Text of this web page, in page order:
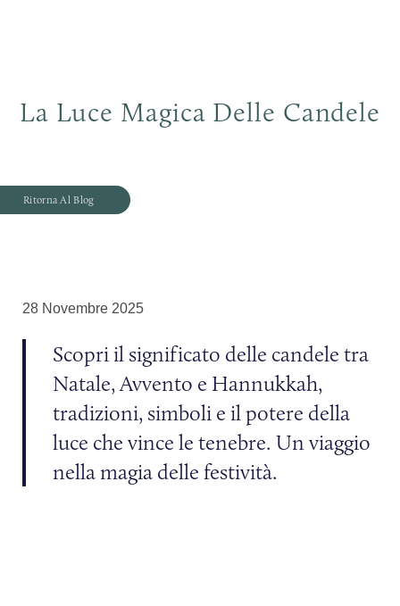
La Luce Magica Delle Candele
Ritorna Al Blog
28 Novembre 2025
Scopri il significato delle candele tra
Natale, Avvento e Hannukkah,
tradizioni, simboli e il potere della
luce che vince le tenebre. Un viaggio
nella magia delle festività.